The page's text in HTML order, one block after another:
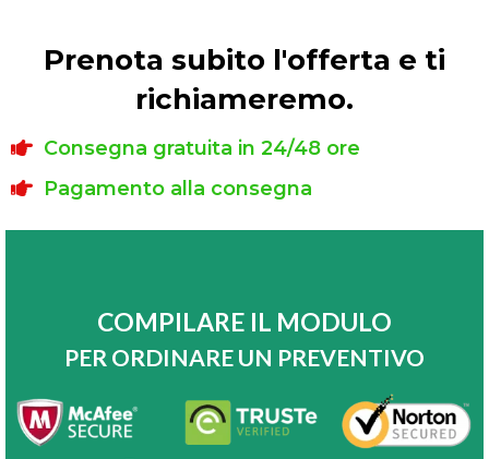
Prenota subito l'offerta e ti
richiameremo.
Consegna gratuita in 24/48 ore
Pagamento alla consegna
COMPILARE IL MODULO
PER ORDINARE UN PREVENTIVO